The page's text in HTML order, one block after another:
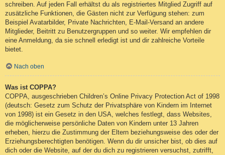
schreiben. Auf jeden Fall erhältst du als registriertes Mitglied Zugriff auf
zusätzliche Funktionen, die Gästen nicht zur Verfügung stehen: zum
Beispiel Avatarbilder, Private Nachrichten, E-Mail-Versand an andere
Mitglieder, Beitritt zu Benutzergruppen und so weiter. Wir empfehlen dir
eine Anmeldung, da sie schnell erledigt ist und dir zahlreiche Vorteile
bietet.
Nach oben
Was ist COPPA?
COPPA, ausgeschrieben Children’s Online Privacy Protection Act of 1998
(deutsch: Gesetz zum Schutz der Privatsphäre von Kindern im Internet
von 1998) ist ein Gesetz in den USA, welches festlegt, dass Websites,
die möglicherweise persönliche Daten von Kindern unter 13 Jahren
erheben, hierzu die Zustimmung der Eltern beziehungsweise des oder der
Erziehungsberechtigten benötigen. Wenn du dir unsicher bist, ob dies auf
dich oder die Website, auf der du dich zu registrieren versuchst, zutrifft,